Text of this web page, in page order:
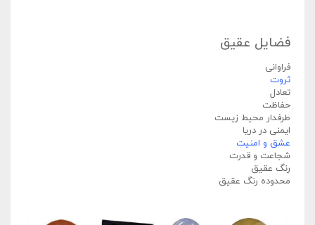
فضایل عقیق
فراوانی
ثروت
تعادل
حفاظت
طرفدار محیط زیست
ایمنی در دریا
عشق و امنیت
شجاعت و قدرت
رنگ عقیق
محدوده رنگ عقیق